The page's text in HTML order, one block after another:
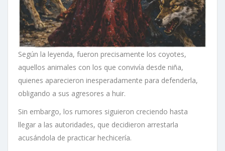
Según la leyenda, fueron precisamente los coyotes,
aquellos animales con los que convivía desde niña,
quienes aparecieron inesperadamente para defenderla,
obligando a sus agresores a huir.
Sin embargo, los rumores siguieron creciendo hasta
llegar a las autoridades, que decidieron arrestarla
acusándola de practicar hechicería.